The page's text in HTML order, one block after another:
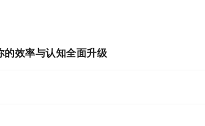
效率与认知全面升级